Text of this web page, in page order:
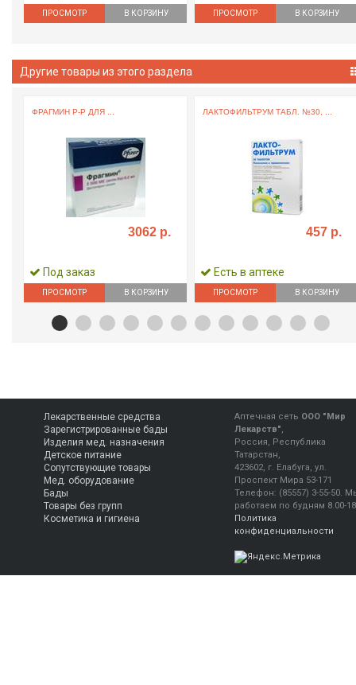
ПРОСМОТР В КОРЗИНУ ПРОСМОТР В КОРЗИНУ
Другие товары из этого раздела
ФРАГМИН Р-Р ДЛЯ ...
3062 р.
Под заказ
ПРОСМОТР В КОРЗИНУ
ЛАКТОФИЛЬТРУМ ТАБЛ. №30, ...
457 р.
Есть в аптеке
ПРОСМОТР В КОРЗИНУ
Лекарственные средства
Зарегистрированные бады
Изделия мед. назначения
Детское питание
Сопутствующие товары
Мед. оборудование
Бады
Товары без групп
Косметика и гигиена
Аптечная сеть ООО "Мир
Лекарств",
Россия, Республика
Татарстан,
423602, г. Елабуга, ул.
Проспект Мира 53-171
Телефон: (85557) 3-55-50.
работаем по будням 8.00-
Политика
конфиденциальности
Консультация фармацевта